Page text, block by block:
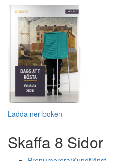
Ladda ner boken
Skaffa 8 Sidor